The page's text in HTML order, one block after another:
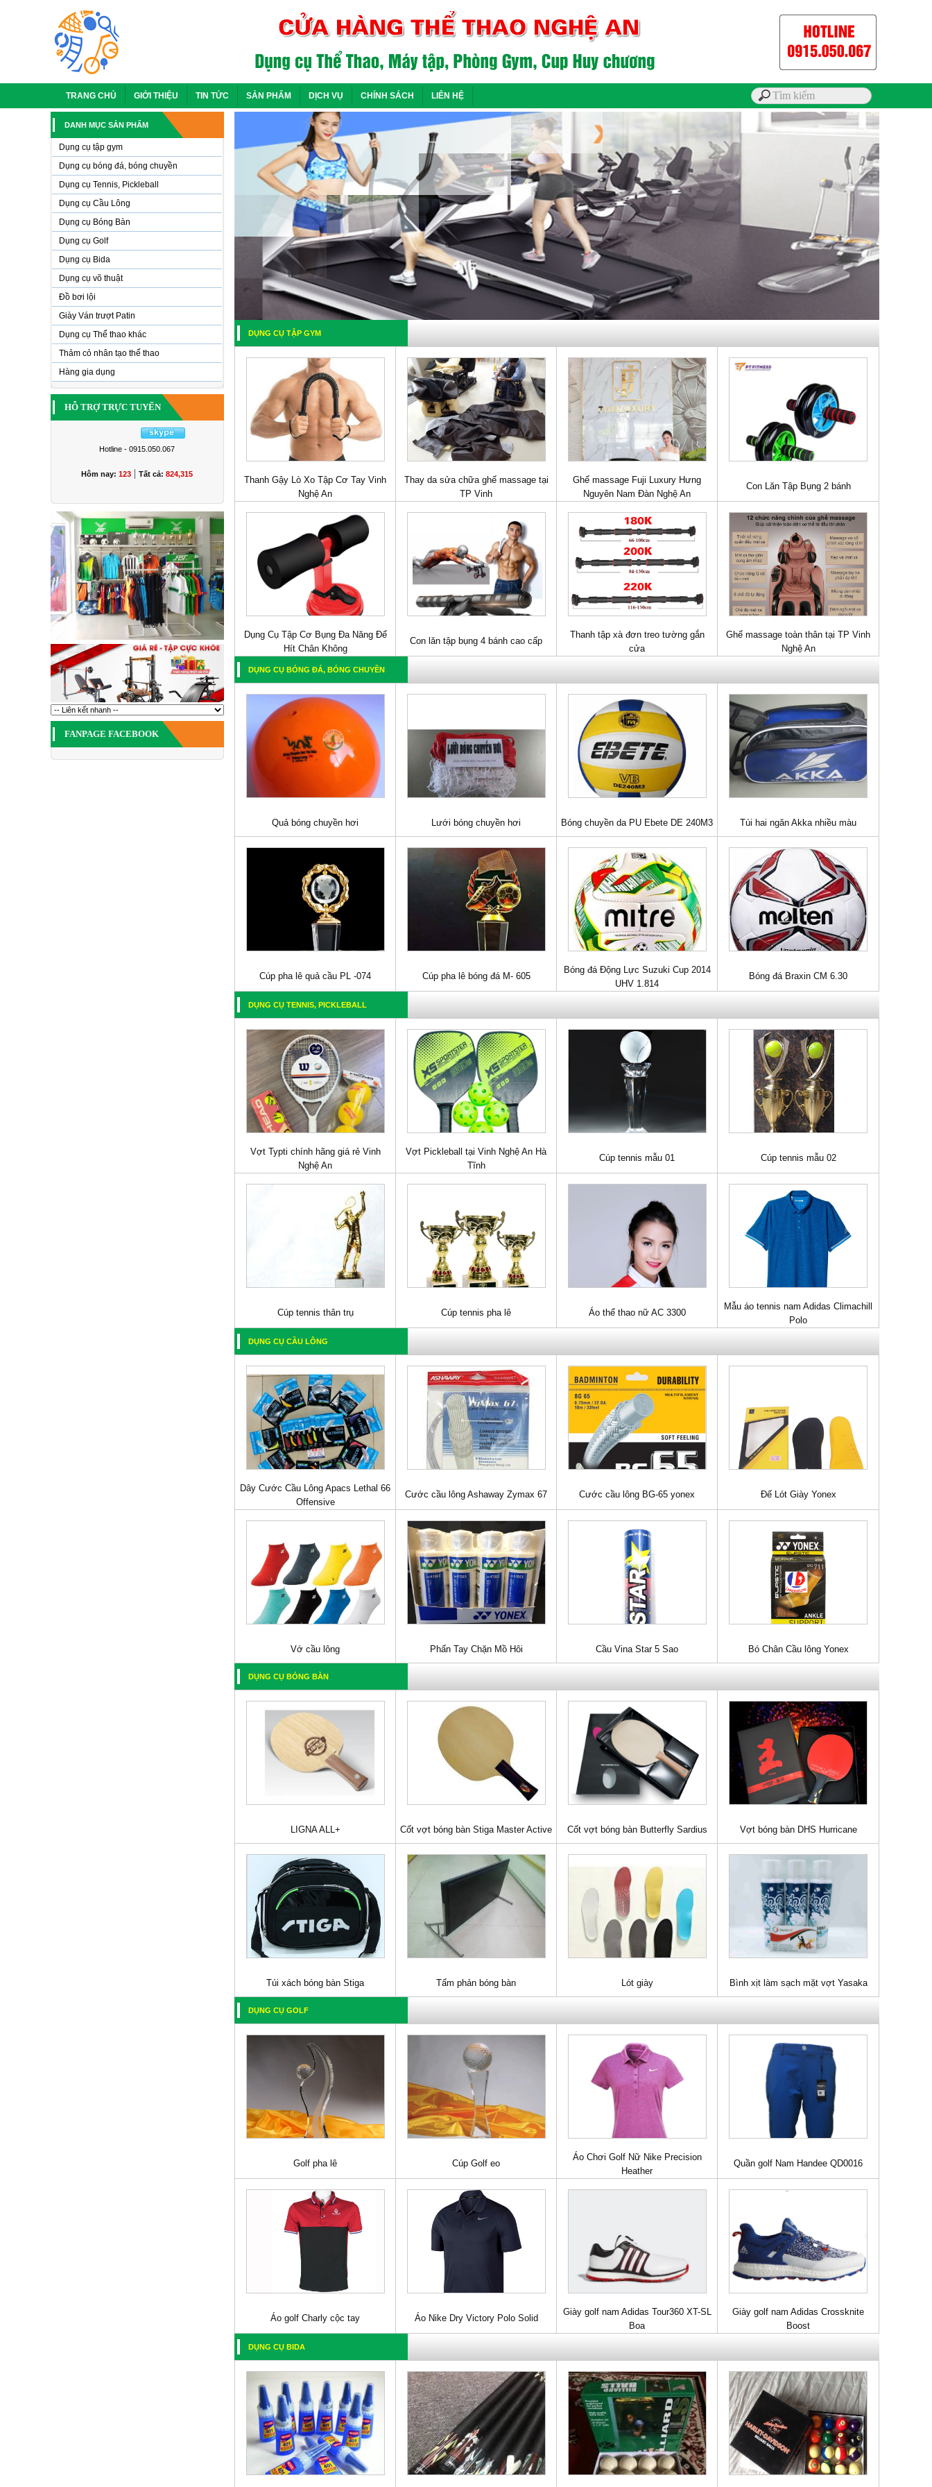
TRANG CHỦ GIỚI THIỆU TIN TỨC SẢN PHẨM DỊCH VỤ CHÍNH SÁCH LIÊN HỆ
DANH MỤC SẢN PHẨM
Dụng cụ tập gym
Dụng cụ bóng đá, bóng chuyền
Dụng cụ Tennis, Pickleball
Dụng cụ Cầu Lông
Dụng cụ Bóng Bàn
Dụng cụ Golf
Dụng cụ Bida
Dụng cụ võ thuật
Đồ bơi lội
Giày Ván trượt Patin
Dụng cụ Thể thao khác
Thảm cỏ nhân tạo thể thao
Hàng gia dụng
HỖ TRỢ TRỰC TUYẾN
Hotline - 0915.050.067
Hôm nay: 123 | Tất cả: 824,315
FANPAGE FACEBOOK
DỤNG CỤ TẬP GYM
Thanh Gậy Lò Xo Tập Cơ Tay Vinh
Nghệ An
Thay da sửa chữa ghế massage tại
TP Vinh
Ghế massage Fuji Luxury Hưng
Nguyên Nam Đàn Nghệ An
Con Lăn Tập Bụng 2 bánh
Dụng Cụ Tập Cơ Bụng Đa Năng Đế
Hít Chân Không
Con lăn tập bụng 4 bánh cao cấp
Thanh tập xà đơn treo tường gắn
cửa
Ghế massage toàn thân tại TP Vinh
Nghệ An
DỤNG CỤ BÓNG ĐÁ, BÓNG CHUYỀN
Quả bóng chuyền hơi Lưới bóng chuyền hơi Bóng chuyền da PU Ebete DE 240M3 Túi hai ngăn Akka nhiều màu
Cúp pha lê quả cầu PL -074 Cúp pha lê bóng đá M- 605
Bóng đá Động Lực Suzuki Cup 2014
UHV 1.814
Bóng đá Braxin CM 6.30
DỤNG CỤ TENNIS, PICKLEBALL
Vợt Typti chính hãng giá rẻ Vinh
Nghệ An
Vợt Pickleball tại Vinh Nghệ An Hà
Tĩnh
Cúp tennis mẫu 01 Cúp tennis mẫu 02
Cúp tennis thân trụ Cúp tennis pha lê Áo thể thao nữ AC 3300
Mẫu áo tennis nam Adidas Climachill
Polo
DỤNG CỤ CẦU LÔNG
Dây Cước Cầu Lông Apacs Lethal 66
Offensive
Cước cầu lông Ashaway Zymax 67 Cước cầu lông BG-65 yonex Đế Lót Giày Yonex
Vớ cầu lông Phấn Tay Chặn Mồ Hôi Cầu Vina Star 5 Sao Bó Chân Cầu lông Yonex
DỤNG CỤ BÓNG BÀN
LIGNA ALL+ Cốt vợt bóng bàn Stiga Master Active Cốt vợt bóng bàn Butterfly Sardius Vợt bóng bàn DHS Hurricane
Túi xách bóng bàn Stiga Tấm phản bóng bàn Lót giày Bình xịt làm sạch mặt vợt Yasaka
DỤNG CỤ GOLF
Golf pha lê Cúp Golf eo
Áo Chơi Golf Nữ Nike Precision
Heather
Quần golf Nam Handee QD0016
Áo golf Charly cộc tay Áo Nike Dry Victory Polo Solid
Giày golf nam Adidas Tour360 XT-SL
Boa
Giày golf nam Adidas Crossknite
Boost
DỤNG CỤ BIDA